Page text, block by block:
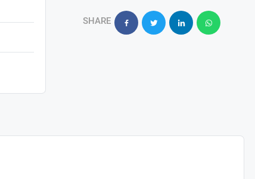
SHARE